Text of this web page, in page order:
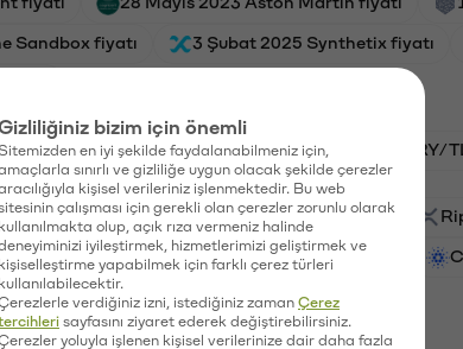
Sandbox fiyatı 3 Şubat 2025 Synthetix fiyatı
BTC/TL HNT/TL GAL/TL VANRY/
PSG (PSG) Waves (WAVES)
Vanar (VANRY) Ethereum (ETH)
bizim için önemli
Sitemizden en iyi şekilde faydalanabilmeniz için,
sınırlı ve gizliliğe uygun olacak şekilde çerezler
kişisel verileriniz işlenmektedir. Bu web
çalışması için gerekli olan çerezler zorunlu olarak
kullanılmakta olup, açık rıza vermeniz halinde
iyileştirmek, hizmetlerimizi geliştirmek ve
kişiselleştirme yapabilmek için farklı çerez türleri
kullanılabilecektir.
verdiğiniz izni, istediğiniz zaman Çerez
sayfasını ziyaret ederek değiştirebilirsiniz.
yoluyla işlenen kişisel verilerinize dair daha fazla